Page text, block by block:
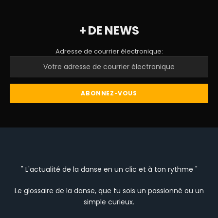
+ DE NEWS
Adresse de courrier électronique:
" L'actualité de la danse en un clic et à ton rythme "
Le glossaire de la danse, que tu sois un passionné ou un
simple curieux.